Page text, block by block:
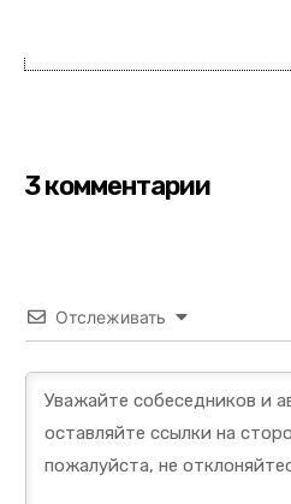
3 комментарии
Отслеживать